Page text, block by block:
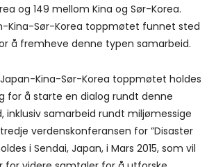
og 149 mellom Kina og Sør-Korea.
Kina-Sør-Korea toppmøtet funnet sted
å fremheve denne typen samarbeid.
Kina-Sør-Korea toppmøtet holdes
for å starte en dialog rundt denne
inklusiv samarbeid rundt miljømessige
verdenskonferansen for ”Disaster
i Sendai, Japan, i Mars 2015, som vil